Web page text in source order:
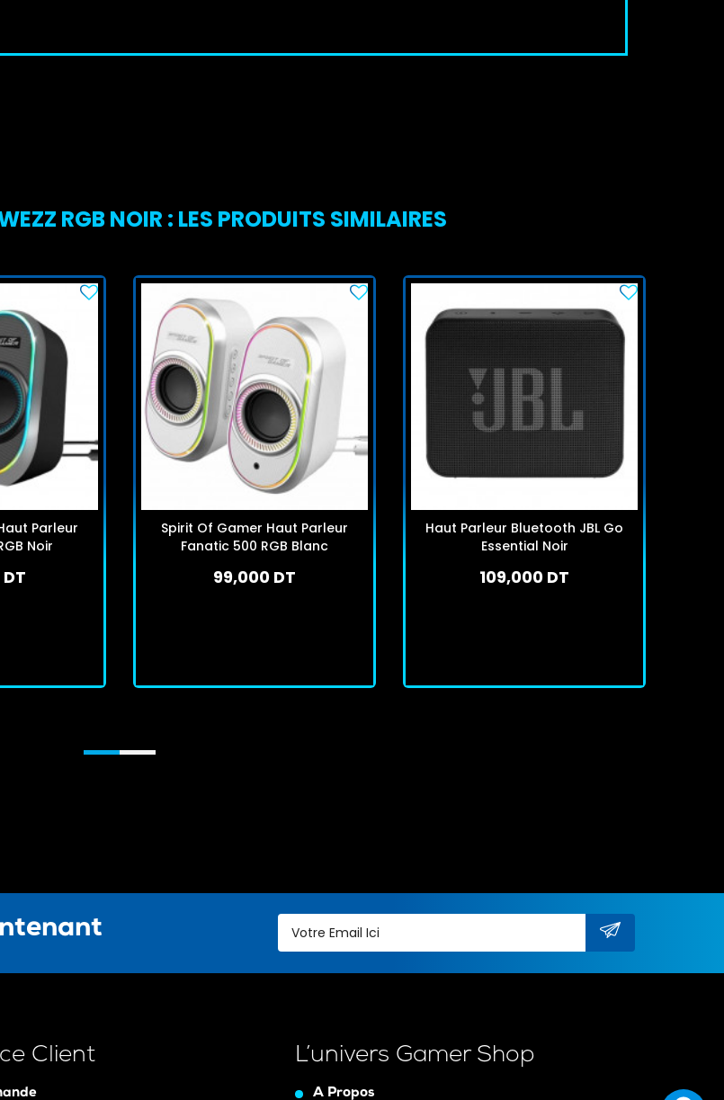
RGB NOIR : LES PRODUITS SIMILAIRES
Parleur
Noir
Spirit Of Gamer Haut Parleur
Fanatic 500 RGB Blanc
99,000 DT
Haut Parleur Bluetooth JBL Go
Essential Noir
109,000 DT
Client L’univers Gamer Shop
A Propos